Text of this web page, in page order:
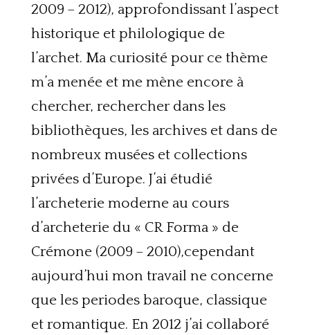
2009 – 2012), approfondissant l’aspect
historique et philologique de
l’archet. Ma curiosité pour ce thème
m’a menée et me mène encore à
chercher, rechercher dans les
bibliothèques, les archives et dans de
nombreux musées et collections
privées d’Europe. J’ai étudié
l’archeterie moderne au cours
d’archeterie du « CR Forma » de
Crémone (2009 – 2010),cependant
aujourd’hui mon travail ne concerne
que les periodes baroque, classique
et romantique. En 2012 j’ai collaboré